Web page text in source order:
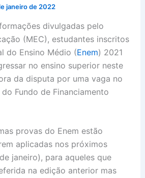
janeiro de 2022
divulgadas pelo
(MEC), estudantes inscritos
do Ensino Médio (Enem) 2021
no ensino superior neste
da disputa por uma vaga no
Fundo de Financiamento
provas do Enem estão
aplicadas nos próximos
janeiro), para aqueles que
na edição anterior mas